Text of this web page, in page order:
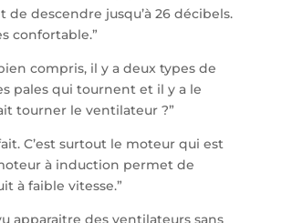
descendre jusqu’à 26 décibels.
confortable.”
compris, il y a deux types de
pales qui tournent et il y a le
tourner le ventilateur ?”
C’est surtout le moteur qui est
à induction permet de
à faible vitesse.”
apparaitre des ventilateurs sans